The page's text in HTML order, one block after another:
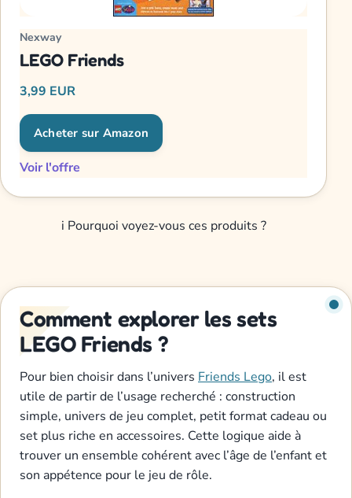
Nexway
LEGO Friends
3,99 EUR
Acheter sur Amazon
Voir l'offre
i Pourquoi voyez-vous ces produits ?
Comment explorer les sets
LEGO Friends ?
Pour bien choisir dans l’univers Friends Lego, il est
utile de partir de l’usage recherché : construction
simple, univers de jeu complet, petit format cadeau ou
set plus riche en accessoires. Cette logique aide à
trouver un ensemble cohérent avec l’âge de l’enfant et
son appétence pour le jeu de rôle.